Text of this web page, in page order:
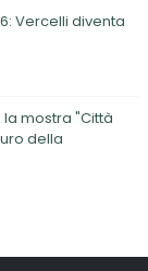
Vercelli diventa
mostra "Città
della